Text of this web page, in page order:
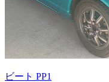
ビート PP1